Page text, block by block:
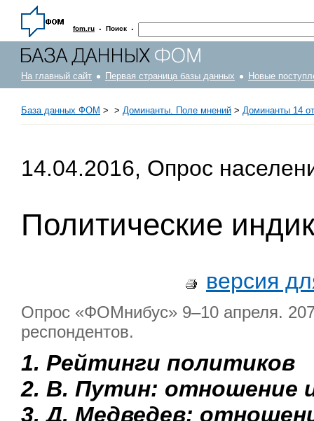
fom.ru · Поиск ·
На главный сайт Первая страница базы данных Новые
База данных ФОМ > > Доминанты. Поле мнений > Доминанты 14
14.04.2016, Опрос
Политические
версия
Опрос «ФОМнибус» 9–10 апреля.
респондентов.
1. Рейтинги политиков
2. В. Путин: отношение
3. Д. Медведев: